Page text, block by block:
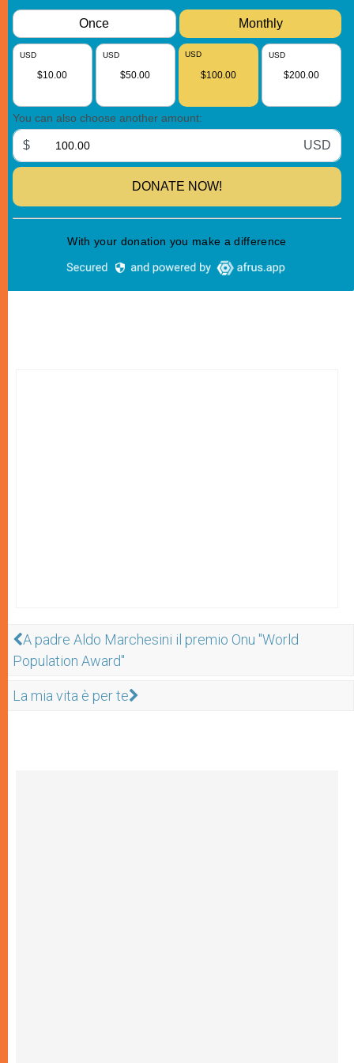
A padre Aldo Marchesini il premio Onu "World
Population Award"
La mia vita è per te